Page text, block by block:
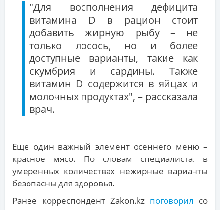
"Для восполнения дефицита
витамина D в рацион стоит
добавить жирную рыбу – не
только лосось, но и более
доступные варианты, такие как
скумбрия и сардины. Также
витамин D содержится в яйцах и
молочных продуктах", – рассказала
врач.
Еще один важный элемент осеннего меню –
красное мясо. По словам специалиста, в
умеренных количествах нежирные варианты
безопасны для здоровья.
Ранее корреспондент Zakon.kz поговорил со